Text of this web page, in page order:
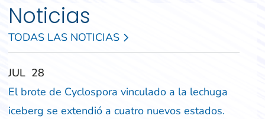
Noticias
TODAS LAS NOTICIAS
‎‎JUL ‎‎28
El brote de Cyclospora vinculado a la lechuga
iceberg se extendió a cuatro nuevos estados.